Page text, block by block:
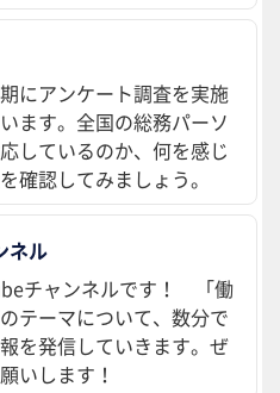
にアンケート調査を実施
ます。全国の総務パーソ
しているのか、何を感じ
確認してみましょう。
ネル
チャンネルです！ 「働
テーマについて、数分で
を発信していきます。ぜ
いします！